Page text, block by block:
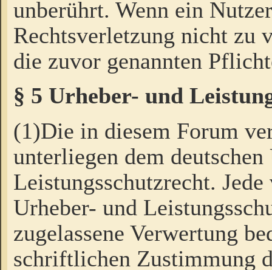
unberührt. Wenn ein
Rechtsverletzung nicht zu
die zuvor genannten
§ 5 Urheber- und
(1)Die in diesem Forum
unterliegen dem
Leistungsschutzrecht.
Urheber- und
zugelassene Verwertung
schriftlichen Zustimmung